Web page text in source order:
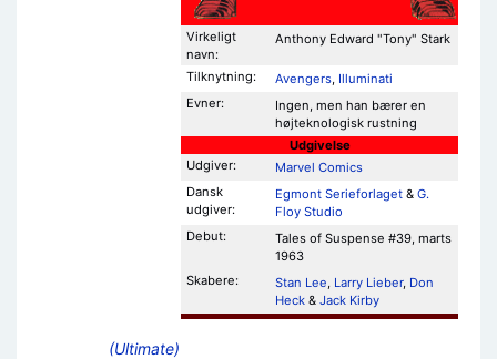
Virkeligt
navn:
Anthony Edward "Tony" Stark
Tilknytning: Avengers, Illuminati
Evner:
Ingen, men han bærer en
højteknologisk rustning
Udgivelse
Udgiver:
Marvel Comics
Dansk
udgiver:
Egmont Serieforlaget & G.
Floy Studio
Debut:
Tales of Suspense #39, marts
1963
Skabere:
Stan Lee, Larry Lieber, Don
Heck & Jack Kirby
(Ultimate)